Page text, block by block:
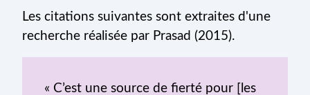
Les citations suivantes sont extraites d'une
recherche réalisée par Prasad (2015).
« C’est une source de fierté pour [les